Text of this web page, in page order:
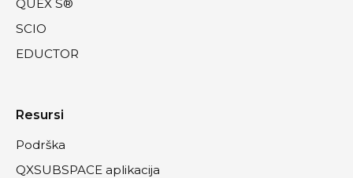
QUEX S®
SCIO
EDUCTOR
Resursi
Podrška
QXSUBSPACE aplikacija